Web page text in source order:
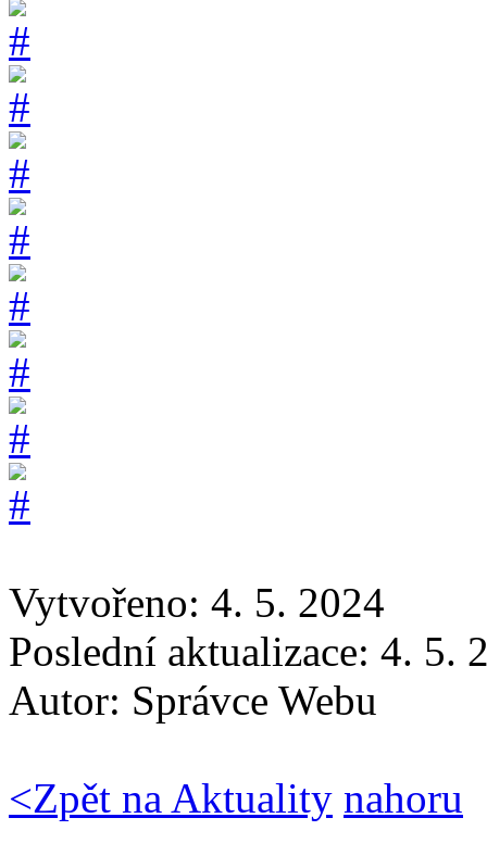
Vytvořeno: 4. 5. 2024
Poslední aktualizace: 4. 5.
Autor: Správce Webu
<Zpět na Aktuality nahoru